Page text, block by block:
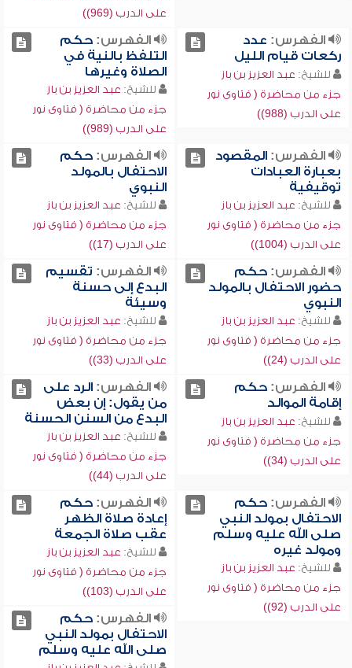
على الدرب (969))
الفهرس: عدد
ركعات قيام الليل
للشيخ: عبد العزيز بن باز
جزء من محاضرة ( فتاوى نور
على الدرب (988))
الفهرس:حكم
التلفظ بالنية في
الصلاة وغيرها
للشيخ: عبد العزيز بن باز
جزء من محاضرة ( فتاوى نور
على الدرب (989))
الفهرس:المقصود
بعبارة العبادات
توقيفية
للشيخ: عبد العزيز بن باز
جزء من محاضرة ( فتاوى نور
على الدرب (1004))
الفهرس:حكم
الاحتفال بالمولد
النبوي
للشيخ: عبد العزيز بن باز
جزء من محاضرة ( فتاوى نور
على الدرب (17))
الفهرس:حكم
حضور الاحتفال بالمولد
النبوي
للشيخ: عبد العزيز بن باز
جزء من محاضرة ( فتاوى نور
على الدرب (24))
الفهرس: تقسيم
البدع إلى حسنة
وسيئة
للشيخ: عبد العزيز بن باز
جزء من محاضرة ( فتاوى نور
على الدرب (33))
الفهرس:حكم
إقامة الموالد
للشيخ: عبد العزيز بن باز
جزء من محاضرة ( فتاوى نور
على الدرب (34))
الفهرس:الرد على
من يقول: إن بعض
البدع من السنن الحسنة
للشيخ: عبد العزيز بن باز
جزء من محاضرة ( فتاوى نور
على الدرب (44))
الفهرس:حكم
الاحتفال بمولد النبي
صلى الله عليه وسلم
ومولد غيره
للشيخ: عبد العزيز بن باز
جزء من محاضرة ( فتاوى نور
على الدرب (92))
الفهرس:حكم
إعادة صلاة الظهر
عقب صلاة الجمعة
للشيخ: عبد العزيز بن باز
جزء من محاضرة ( فتاوى نور
على الدرب (103))
الفهرس:حكم
الاحتفال بمولد النبي
صلى الله عليه وسلم